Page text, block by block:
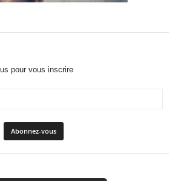
pour vous inscrire